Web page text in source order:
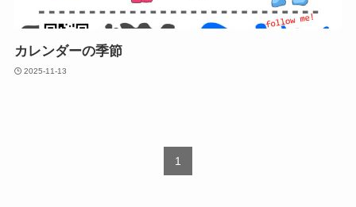
カレンダーの季節
2025-11-13
1